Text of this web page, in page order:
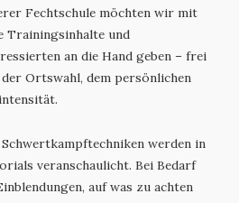
Fechtschule möchten wir mit
Trainingsinhalte und
an die Hand geben – frei
Ortswahl, dem persönlichen
werden in
veranschaulicht. Bei Bedarf
auf was zu achten